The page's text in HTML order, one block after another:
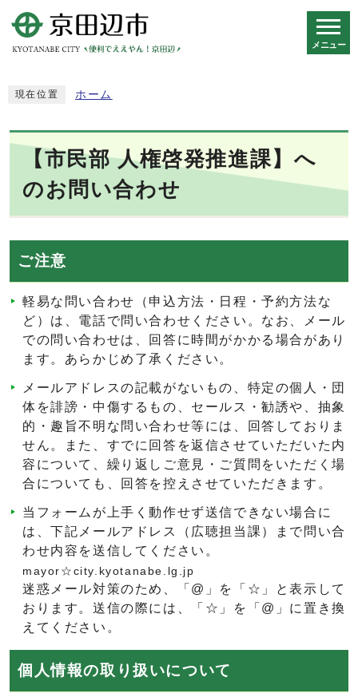
メニュー
現在位置 ホーム
【市民部 人権啓発推進課】へ
のお問い合わせ
ご注意
軽易な問い合わせ（申込方法・日程・予約方法な
ど）は、電話で問い合わせください。なお、メール
での問い合わせは、回答に時間がかかる場合があり
ます。あらかじめ了承ください。
メールアドレスの記載がないもの、特定の個人・団
体を誹謗・中傷するもの、セールス・勧誘や、抽象
的・趣旨不明な問い合わせ等には、回答しておりま
せん。また、すでに回答を返信させていただいた内
容について、繰り返しご意見・ご質問をいただく場
合についても、回答を控えさせていただきます。
当フォームが上手く動作せず送信できない場合に
は、下記メールアドレス（広聴担当課）まで問い合
わせ内容を送信してください。
mayor☆city.kyotanabe.lg.jp
迷惑メール対策のため、「@」を「☆」と表示して
おります。送信の際には、「☆」を「@」に置き換
えてください。
個人情報の取り扱いについて